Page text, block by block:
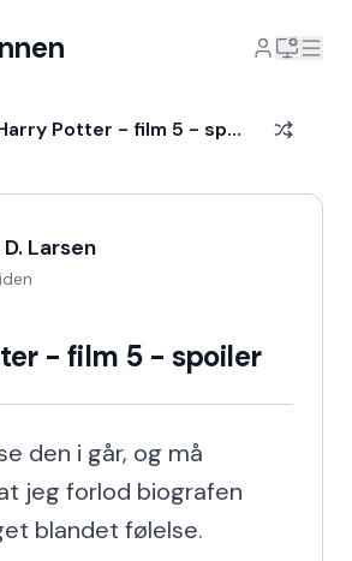
Potter - film 5 - spoiler
Larsen
- film 5 - spoiler
den i går, og må
jeg forlod biografen
blandet følelse.